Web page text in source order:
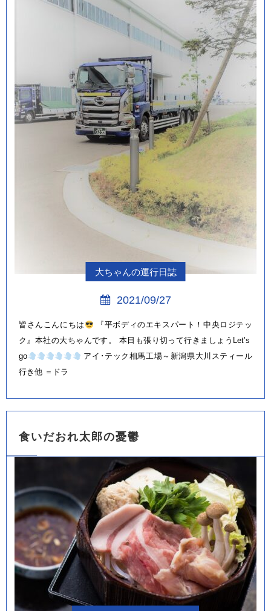
大ちゃんの運行日誌
2021/09/27
皆さんこんにちは
『平ボディのエキスパート！中央ロジテッ
ク』本社の大ちゃんです。 本日も張り切って行きましょうLet’s
go
アイ･テック相馬工場～新潟県大川スティール
行き他 ＝ドラ
食いだおれ太郎の憂鬱